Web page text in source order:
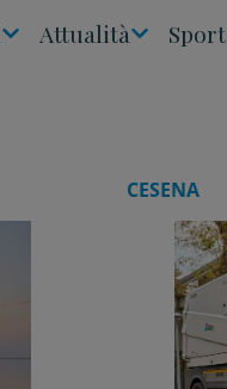
Attualità Sport
CESENA